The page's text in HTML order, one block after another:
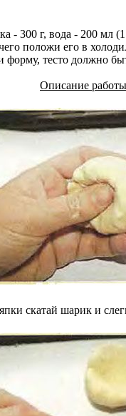
- 300 г, вода - 200 мл
положи его в
форму, тесто должно
Описание работы
скатай шарик и